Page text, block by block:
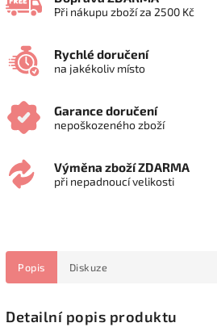
Při nákupu zboží za 2500 Kč
Rychlé doručení
na jakékoliv místo
Garance doručení
nepoškozeného zboží
Výměna zboží ZDARMA
při nepadnoucí velikosti
Popis Diskuze
Detailní popis produktu